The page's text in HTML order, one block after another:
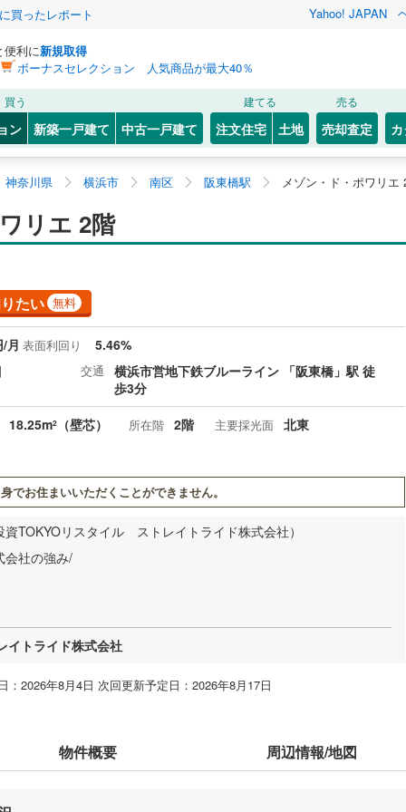
買ったレポート Yahoo! JAPAN
便利に新規取得
ボーナスセレクション 人気商品が最大40％
買う
ン 新築一戸建て 中古一戸建て
建てる
注文住宅 土地
売る
売却査定
神奈川県 横浜市 南区 阪東橋駅 メゾン・ド・ポワリエ
リエ 2階
たい 無料
月 表面利回り
5.46%
交通
横浜市営地下鉄ブルーライン 「阪東橋」駅 徒
歩3分
18.25m2 （壁芯） 所在階 2階 主要採光面 北東
お住まいいただくことができません。
TOKYOリスタイル ストレイトライド株式会社）
会社の強み/
トライド株式会社
2026年8月4日 次回更新予定日：2026年8月17日
物件概要 周辺情報/地図